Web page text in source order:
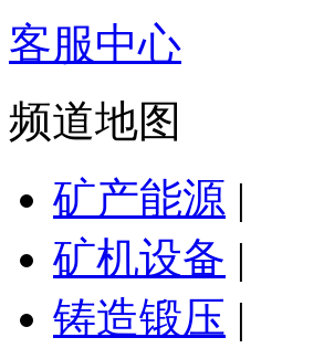
客服中心
频道地图
矿产能源 |
矿机设备 |
铸造锻压 |